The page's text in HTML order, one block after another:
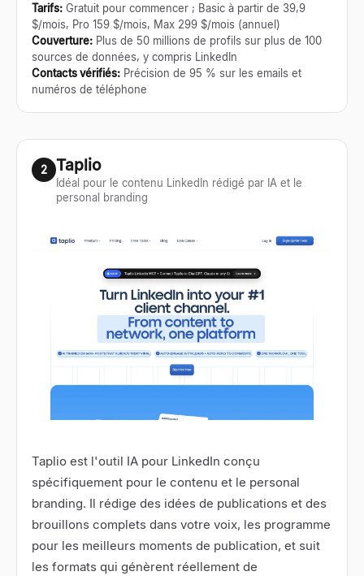
Tarifs: Gratuit pour commencer ; Basic à partir de 39,9
$/mois, Pro 159 $/mois, Max 299 $/mois (annuel)
Couverture: Plus de 50 millions de profils sur plus de 100
sources de données, y compris LinkedIn
Contacts vérifiés: Précision de 95 % sur les emails et
numéros de téléphone
2 Taplio
Idéal pour le contenu LinkedIn rédigé par IA et le
personal branding
Taplio est l'outil IA pour LinkedIn conçu
spécifiquement pour le contenu et le personal
branding. Il rédige des idées de publications et des
brouillons complets dans votre voix, les programme
pour les meilleurs moments de publication, et suit
les formats qui génèrent réellement de